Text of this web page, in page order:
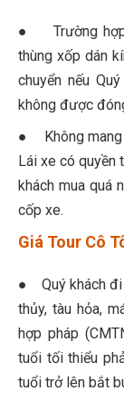
● Trường hợp
thùng xốp dán
chuyển nếu
không được
● Không mang
Lái xe có quyền
khách mua quá
cốp xe.
Giá Tour Cô
● Quý khách đi
thủy, tàu hỏa,
hợp pháp
tuổi tối thiểu
tuổi trở lên bắt